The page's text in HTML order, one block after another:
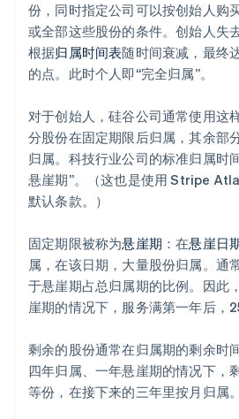
份，同时指定公司可以按创始人购
或全部这些股份的条件。创始人失
根据归属时间表随时间衰减，最终
的点。此时个人即“完全归属”。
对于创始人，硅谷公司通常使用这
分股份在固定期限后归属，其余部
归属。科技行业公司的标准归属时
悬崖期”。（这也是使用 Stripe
默认条款。）
固定期限被称为悬崖期 ：在悬崖日
属，在该日期，大量股份归属。通
于悬崖期占总归属期的比例。因此
崖期的情况下，服务满第一年后，
剩余的股份通常在归属期的剩余时
四年归属、一年悬崖期的情况下，
等份，在接下来的三年里按月归属。